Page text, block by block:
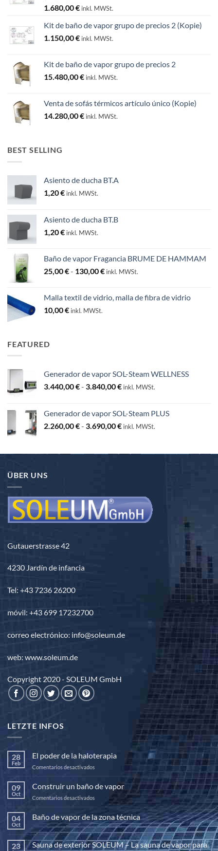
1.680,00€ inkl. MWSt.
Kit de baño de vapor grupo de precios 2 (Kopie)
1.150,00€ inkl. MWSt.
Kit de baño de vapor grupo de precios 2
15.480,00€ inkl. MWSt.
Venta de sofás térmicos artículo único (Kopie)
14.280,00€ inkl. MWSt.
BEST SELLING
Asiento de ducha BT.A
1,20€ inkl. MWSt.
Asiento de ducha BT.B
1,20€ inkl. MWSt.
Baño de vapor Fragancia BRUME DE HAMMAM
25,00€- 130,00€Rango
desde
inkl. MWSt.
Malla textil de vidrio, malla de fibra de vidrio
10,00€ inkl. MWSt.
FEATURED
Generador de vapor SOL-Steam WELLNESS
3.440,00€- 3.840,00€Rango
desde
3.440,00 €
inkl. MWSt.
Generador de vapor SOL-Steam PLUS
2.260,00€- 3.690,00€Rango
desde
inkl. MWSt.
ÜBER UNS
Gutauerstrasse 42
4230 Jardín de infancia
Tel: +43 7236 26200
móvil: +43 699 17232700
correo electrónico: info@soleum.de
web: www.soleum.de
Copyright 2020 - SOLEUM GmbH
LETZTE INFOS
28
Feb
El poder de la haloterapia
Comentarios desactivados
poder
la
haloterapia
09
Oct
Construir un baño de vapor
Comentarios desactivados
Construir
baño
de
vapor
04
Oct
Baño de vapor de la zona técnica
No
hay
comentarios
en
23
Sauna de exterior SOLEUM – La sauna de vapor para